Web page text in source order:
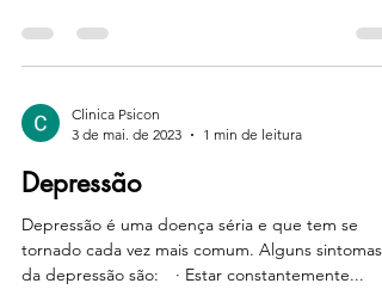
Clinica Psicon
3 de mai. de 2023
1 min de leitura
Depressão
Depressão é uma doença séria e que tem se
tornado cada vez mais comum. Alguns sintomas
da depressão são:⠀ · Estar constantemente...